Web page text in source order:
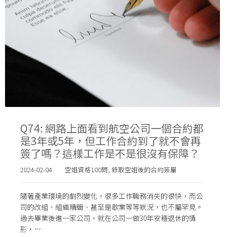
Q74: 網路上面看到航空公司一個合約都
是3年或5年，但工作合約到了就不會再
簽了嗎？這樣工作是不是很沒有保障？
2024-02-04 空姐資格100問, 錄取空姐後的合約簽屬
隨著產業環境的劇烈變化，很多工作職務消失的很快，而公
司的改組、組織精簡、甚至是歇業等等狀況，也不屬罕見。
過去畢業後進一家公司，就在公司一做30年安穩退休的情
形，…